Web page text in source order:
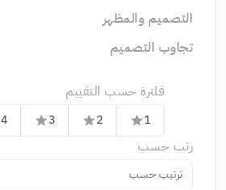
التصميم والمظهر
تجاوب التصميم
فلترة حسب التقييم
1
star
2
star
3
star
4
رتب حسب
ترتيب حسب